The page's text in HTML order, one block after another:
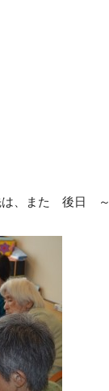
は、また 後日